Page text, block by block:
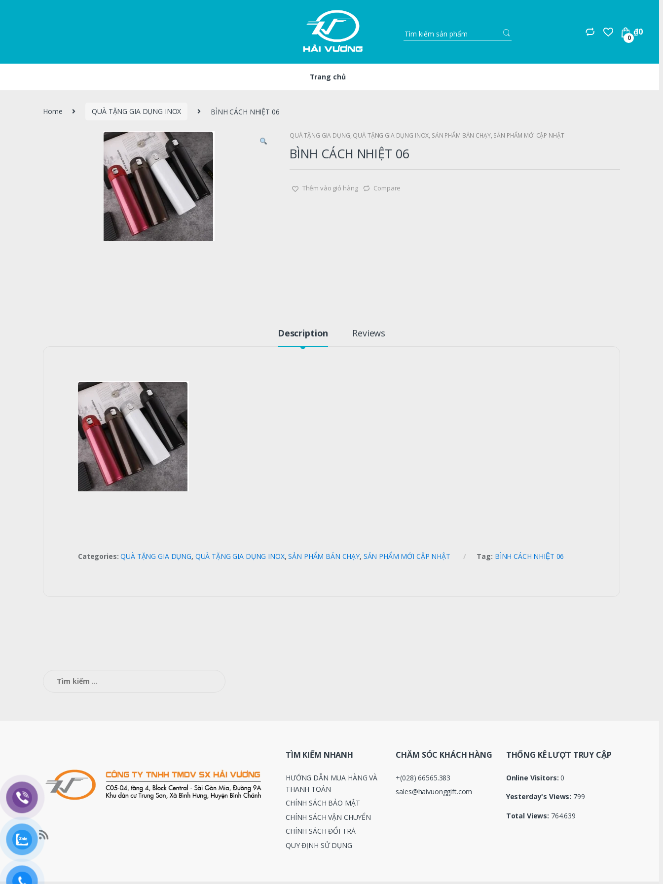
for:
0
₫0
Trang chủ
Home QUÀ TẶNG GIA DỤNG INOX BÌNH CÁCH NHIỆT 06
QUÀ TẶNG GIA DỤNG, QUÀ TẶNG GIA DỤNG INOX, SẢN PHẨM BÁN CHẠY, SẢN PHẨM MỚI CẬP NHẬT
BÌNH CÁCH NHIỆT 06
Thêm vào giỏ hàng Compare
Description Reviews
Categories:QUÀ TẶNG GIA DỤNG, QUÀ TẶNG GIA DỤNG INOX,SẢN PHẨM BÁN CHẠY, SẢN PHẨM MỚI CẬP NHẬT Tag: BÌNH CÁCH NHIỆT 06
kiếm
TÌM KIẾM NHANH
HƯỚNG DẪN MUA HÀNG VÀ
THANH TOÁN
CHÍNH SÁCH BẢO MẬT
CHÍNH SÁCH VẬN CHUYỂN
CHÍNH SÁCH ĐỔI TRẢ
QUY ĐỊNH SỬ DỤNG
CHĂM SÓC KHÁCH HÀNG
+(028) 66565.383
sales@haivuonggift.com
THỐNG KÊ LƯỢT TRUY CẬP
Online Visitors:0
Yesterday's Views: 799
Total Views: 764.639